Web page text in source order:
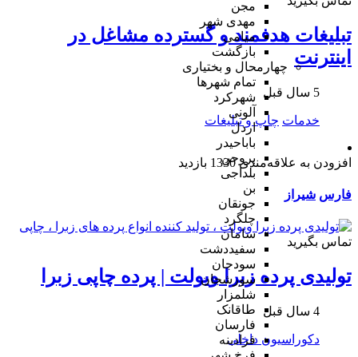
مجن
مهدی شهر
میامی
بازگشت
چهارمحال و بختیاری
تمام شهر‌ها
شهرکرد
آلونی
اردل
باباحیدر
بروجن
بلداجی
بن
جونقان
چلگرد
سامان
سفیددشت
سودجان
سورشجان
شلمزار
طاقانک
فارسان
فرادبنه
تبلیغات هدفمند و گسترده مشاغل در
اینترنت
5 سال قبل
خدمات چاپ و تبلیغات
افزودن به علاقه‌مندی 1330 بازدید
فارس شیراز
تماس بگیرید
تولیدی پرده زبرا ویولت | پرده چاپی زبرا
4 سال قبل
دکوراسیون داخلی